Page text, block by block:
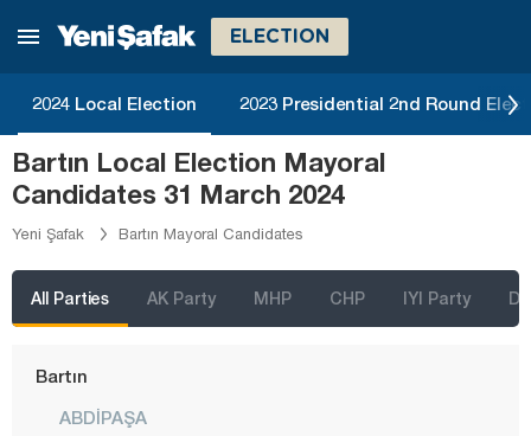
ELECTION
2024 Local Election 2023 Presidential 2nd Round
Bartın Local Election Mayoral
Candidates 31 March 2024
Yeni Şafak Bartın Mayoral Candidates
All Parties AK Party MHP CHP IYI Party
Ağrı
Aksaray
Amasya
Antalya
Ardahan
Artvin
Balıkesir
Bartın
ABDİPAŞA